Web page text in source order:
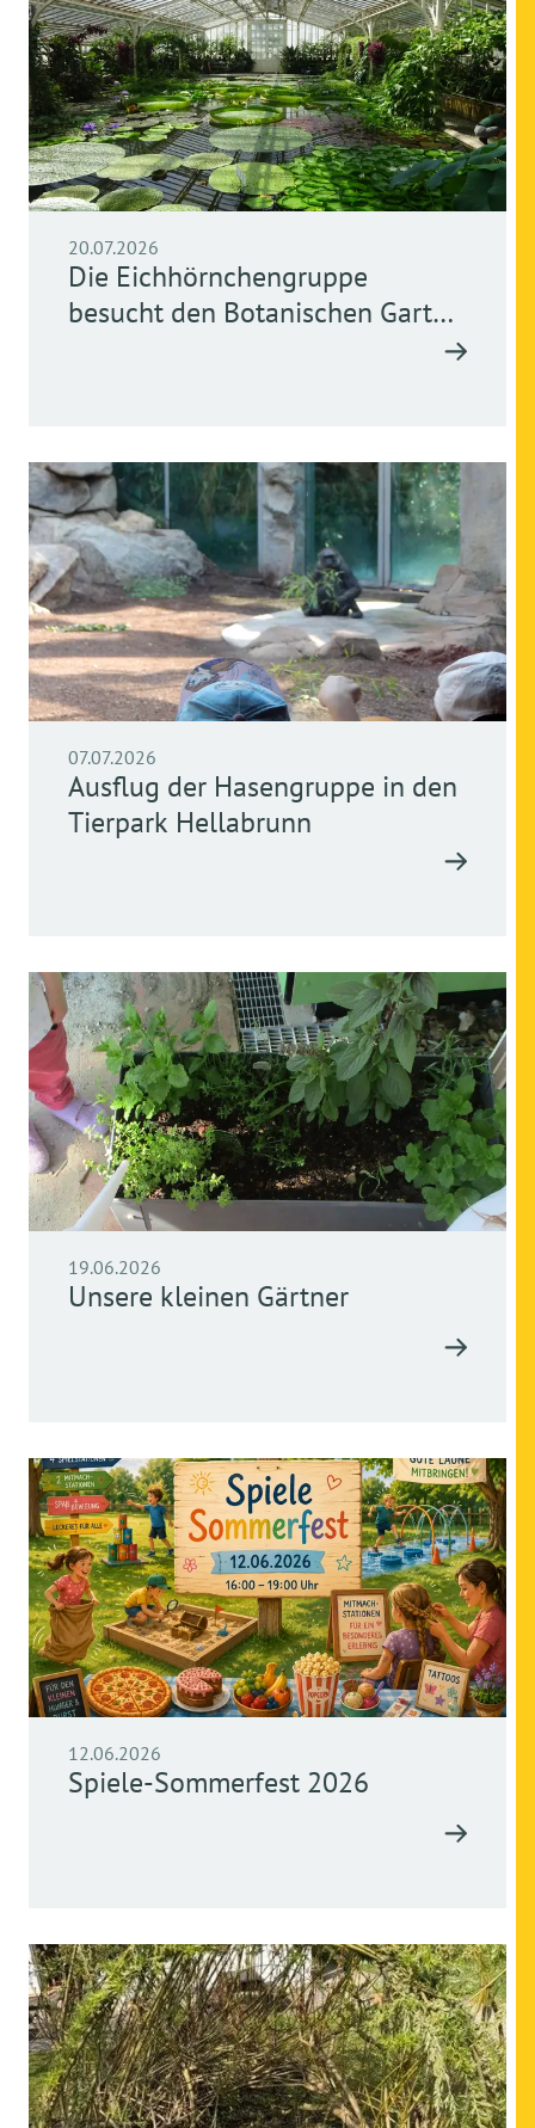
20.07.2026
Die Eichhörnchengruppe
besucht den Botanischen Garten
07.07.2026
Ausflug der Hasengruppe in den
Tierpark Hellabrunn
19.06.2026
Unsere kleinen Gärtner
12.06.2026
Spiele-Sommerfest 2026